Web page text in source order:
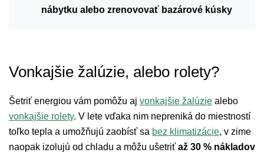
nábytku alebo zrenovovať bazárové kúsky
Vonkajšie žalúzie, alebo rolety?
Šetriť energiou vám pomôžu aj vonkajšie žalúzie alebo
vonkajšie rolety. V lete vďaka nim nepreniká do miestností
toľko tepla a umožňujú zaobísť sa bez klimatizácie, v zime
naopak izolujú od chladu a môžu ušetriť až 30 % nákladov